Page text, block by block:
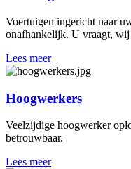
Voertuigen ingericht naar
onafhankelijk. U vraagt,
Lees meer
Hoogwerkers
Veelzijdige hoogwerker
betrouwbaar.
Lees meer